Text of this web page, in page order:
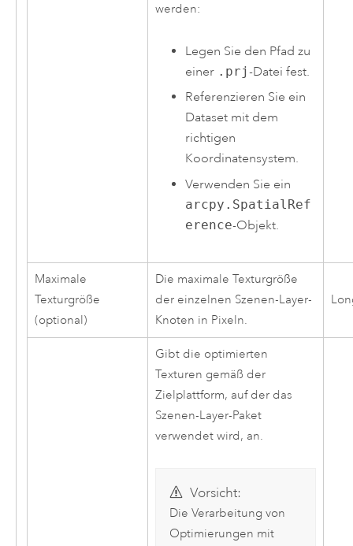
werden:
Legen Sie den Pfad zu
einer .prj-Datei fest.
Referenzieren Sie ein
Dataset mit dem
richtigen
Koordinatensystem.
Verwenden Sie ein
arcpy.SpatialRef
erence-Objekt.
Maximale
Texturgröße
(optional)
Die maximale Texturgröße
der einzelnen Szenen-Layer-
Knoten in Pixeln.
Gibt die optimierten
Texturen gemäß der
Zielplattform, auf der das
Szenen-Layer-Paket
verwendet wird, an.
Vorsicht:
Die Verarbeitung von
Optimierungen mit